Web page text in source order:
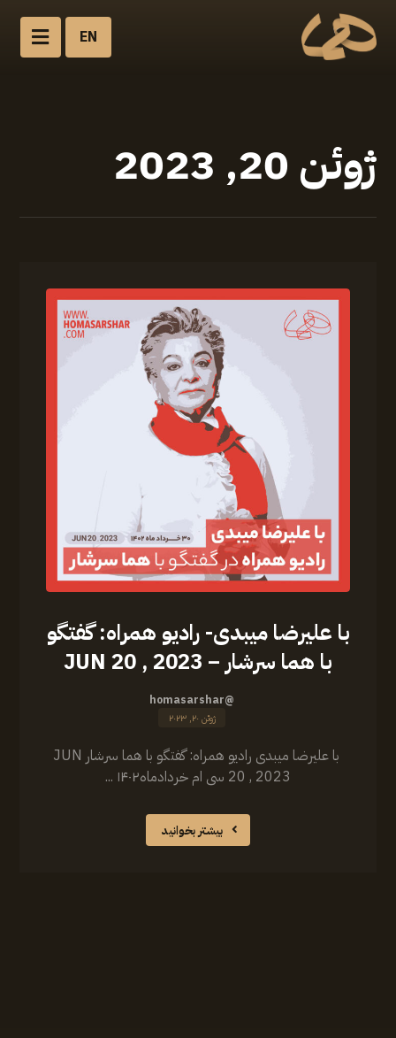
EN
ژوئن 20, 2023
‏‎با علیرضا میبدی- رادیو همراه: گفتگو
با هما سرشار – JUN 20 , 2023
@homasarshar
ژوئن ۲۰, ۲۰۲۳
‏‎ ‏‎با علیرضا میبدی رادیو همراه: گفتگو با هما سرشار JUN
20 , 2023 سی ام خردادماه۱۴۰۲ ...
بیشتر بخوانید